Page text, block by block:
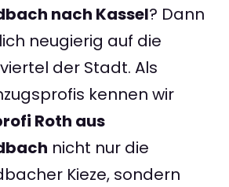
nach Kassel? Dann
neugierig auf die
der Stadt. Als
kennen wir
Roth aus
nicht nur die
Kieze, sondern